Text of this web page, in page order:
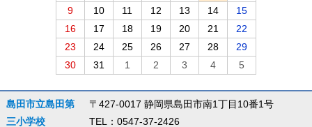
9
10 11 12 13 14
15
16
17 18 19 20 21
22
23
24 25 26 27 28
29
30
31 1 2 3 4 5
島田市立島田第
三小学校
〒427-0017 静岡県島田市南1丁目10番1号
TEL：0547-37-2426